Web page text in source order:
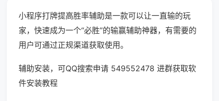
小程序打牌提高胜率辅助是一款可以让一直输的玩
家，快速成为一个“必胜”的输赢辅助神器，有需要的
用户可通过正规渠道获取使用。
辅助安装，可QQ搜索申请 549552478 进群获取软
件安装教程